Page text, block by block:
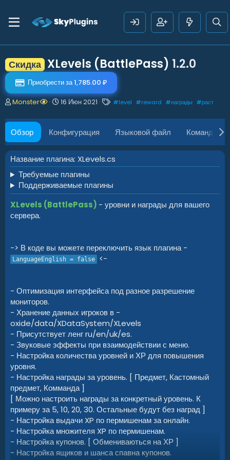
Скидка XLevels (BattlePass) 1.2.0
Приобрести за 1,785.00 ₽
А
т
о
р
Monster
Д
т
а
с
о
з
д
а
н
и
я
16 Июн 2021
Т
г
#level #reward #награды #раст
Обзор Конфигурация Языковой файл Команды
Название плагина: XLevels.cs
Требуемые плагины
Поддерживаемые плагины
XLevels (BattlePass) - уровни и награды для вашего
сервера.
-> В коде вы можете переключить язык плагина -
LanguageEnglish = false <-
- Оптимизация интерфейса под разное разрешение
мониторов.
- Хранение данных игроков в -
oxide/data/XDataSystem/XLevels
- Присутствует ленг ru/en/uk/es.
- Звуковые эффекты при взаимодействии с меню.
- Настройка количества уровней и ХР для повышения
уровня.
- Настройка награды за уровень. [ Предмет, Кастомный
предмет, Комманда ]
[ Можно настроить награды за конкретный уровень. К
примеру за 5, 10, 20, 30. Остальные будут без наград ]
- Настройка выдачи XP по пермишенам за онлайн.
- Настройка множителя XP по пермишенам.
- Настройка купонов. [ Обмениваються на ХР ]
- Настройка ящиков и шанса спавна купонов.